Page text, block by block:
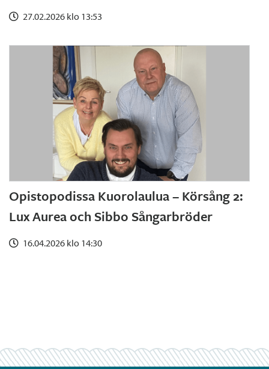
27.02.2026 klo 13:53
Opistopodissa Kuorolaulua – Körsång 2:
Lux Aurea och Sibbo Sångarbröder
16.04.2026 klo 14:30